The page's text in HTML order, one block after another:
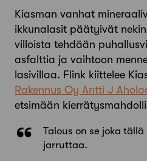
Kiasman vanhat
ikkunalasit päätyivät
villoista tehdään
asfalttia ja vaihtoon
lasivillaa. Flink kiittelee
Rakennus Oy Antti J
etsimään
Talous on se joka
jarruttaa.